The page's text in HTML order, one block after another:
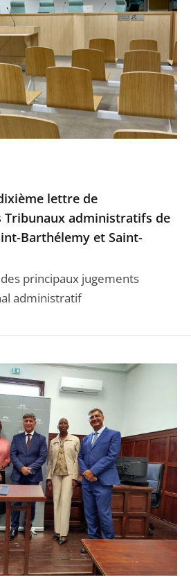
lettre de
Tribunaux administratifs de
Barthélemy et Saint-
principaux jugements
administratif